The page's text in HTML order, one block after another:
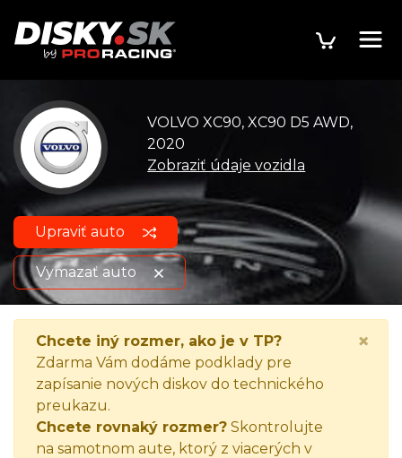
VOLVO XC90, XC90 D5 AWD,
2020
Zobraziť údaje vozidla
Upraviť auto
Vymazať auto
VOLVO XC90, XC90 D5
AWD, 2020
Zobraziť údaje o
vozidle
Chcete iný rozmer, ako je v TP?
Zdarma Vám dodáme podklady pre
zapísanie nových diskov do technického
preukazu.
Chcete rovnaký rozmer? Skontrolujte
na samotnom aute, ktorý z viacerých v
×